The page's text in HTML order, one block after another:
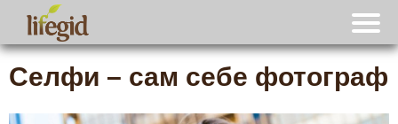
Селфи – сам себе фотограф